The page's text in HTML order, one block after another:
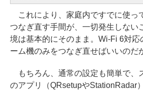
これにより、家庭内ですでに使っ
つなぎ直す手間が、一切発生しない
境は基本的にそのまま。Wi-Fi 6対応
ーム機のみをつなぎ直せばいいのだ
もちろん、通常の設定も簡単で、
のアプリ（QRsetupやStationRadar